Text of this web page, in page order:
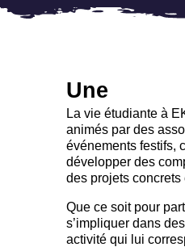
Une
La vie étudiante à
animés par des
événements festifs,
développer des
des projets concrets
Que ce soit pour
s’impliquer dans
activité qui lui